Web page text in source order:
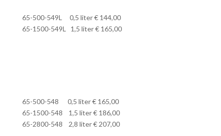
65-500-549L 0,5 liter € 144,00
65-1500-549L 1,5 liter € 165,00
65-500-548 0,5 liter € 165,00
65-1500-548 1,5 liter € 186,00
65-2800-548 2,8 liter € 207,00